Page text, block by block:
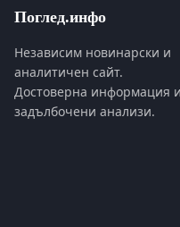
Поглед.инфо
Независим новинарски и
аналитичен сайт.
Достоверна информация и
задълбочени анализи.